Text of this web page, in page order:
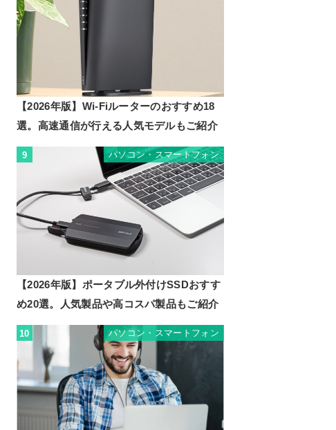
【2026年版】Wi-Fiルーターのおすすめ18
選。高速通信が行える人気モデルもご紹介
9 パソコン・スマートフォン
【2026年版】ポータブル外付けSSDおすす
め20選。人気製品や高コスパ製品もご紹介
10 パソコン・スマートフォン